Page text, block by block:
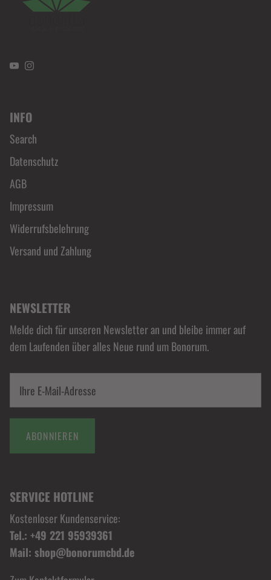
YouTubeInstagram
INFO
Search
Datenschutz
AGB
Impressum
Widerrufsbelehrung
Versand und Zahlung
NEWSLETTER
Melde dich für unseren Newsletter an und bleibe immer auf
dem Laufenden über alles Neue rund um Bonorum.
ABONNIEREN
SERVICE HOTLINE
Kostenloser Kundenservice:
Tel.: +49 221 95939361
Mail: shop@bonorumcbd.de